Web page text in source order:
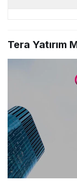
Tera Yatırım